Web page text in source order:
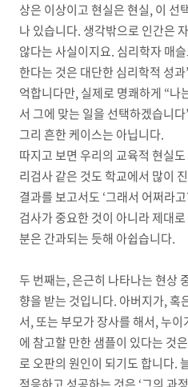
상은 이상이고 현실은 현실, 이 선
나 있습니다. 생각밖으로 인간은
않다는 사실이지요. 심리학자 매
한다는 것은 대단한 심리학적 성과’
억합니다만, 실제로 명쾌하게 “나
서 그에 맞는 일을 선택하겠습니다
그리 흔한 케이스는 아닙니다.
따지고 보면 우리의 교육적 현실
리검사 같은 것도 학교에서 많이
결과를 보고서도 ‘그래서 어쩌라고
검사가 중요한 것이 아니라 제대
분은 간과되는 듯해 아쉽습니다.
두 번째는,은근히 나타나는 현상
향을 받는 것입니다. 아버지가, 혹
서,또는 부모가 장사를 해서, 누이
에 참고할 만한 샘플이 있다는 것
로 오판의 원인이 되기도 합니다.